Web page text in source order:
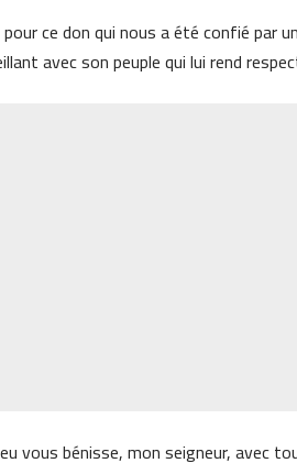
ce don qui nous a été confié par
avec son peuple qui lui rend
vous bénisse, mon seigneur, avec